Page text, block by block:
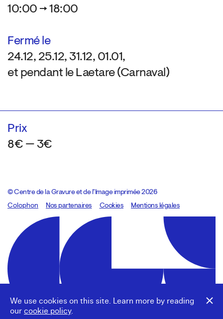
We use cookies on this site. Learn more by reading
our cookie policy.
10:00 → 18:00
Fermé le
24.12, 25.12, 31.12, 01.01,
et pendant le Laetare (Carnaval)
Prix
8€ — 3€
© Centre de la Gravure et de l’Image imprimée 2026
Colophon
Design:Marcel Kaczmarek, code:8080.studio
Nos partenaires Cookies Mentions légales